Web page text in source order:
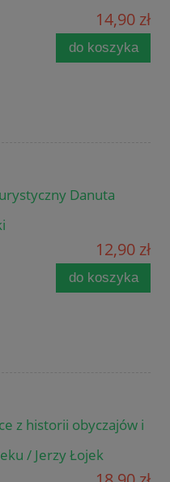
14,90 zł
do koszyka
Danuta
12,90 zł
do koszyka
z historii obyczajów i
/ Jerzy Łojek